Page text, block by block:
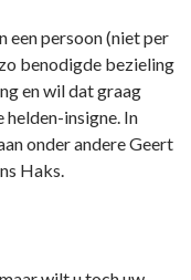
een persoon (niet per
benodigde bezieling
en wil dat graag
insigne. In
onder andere Geert
Haks.